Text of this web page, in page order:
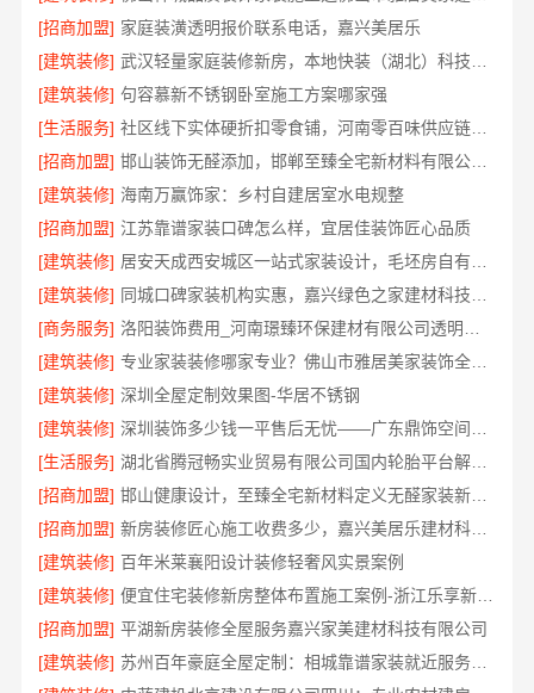
[招商加盟] 家庭装潢透明报价联系电话，嘉兴美居乐
[建筑装修]
[建筑装修] 句容慕新不锈钢卧室施工方案哪家强
[生活服务]
社区线下实体硬折扣零食铺，河南零百味供应链有限公司全域盈利
[招商加盟]
邯山装饰无醛添加，邯郸至臻全宅新材料有限公司守护家人健康
[建筑装修] 海南万赢饰家：乡村自建居室水电规整
[招商加盟] 江苏靠谱家装口碑怎么样，宜居佳装饰匠心品质
[建筑装修]
[建筑装修]
[商务服务]
[建筑装修]
专业家装装修哪家专业？佛山市雅居美家装饰全流程标准化管控
[建筑装修] 深圳全屋定制效果图-华居不锈钢
[建筑装修]
[生活服务]
湖北省腾冠畅实业贸易有限公司国内轮胎平台解决方案
[招商加盟]
邯山健康设计，至臻全宅新材料定义无醛家装新标准
[招商加盟]
新房装修匠心施工收费多少，嘉兴美居乐建材科技有限公司
[建筑装修] 百年米莱襄阳设计装修轻奢风实景案例
[建筑装修]
便宜住宅装修新房整体布置施工案例-浙江乐享新材料有限公司
[招商加盟] 平湖新房装修全屋服务嘉兴家美建材科技有限公司
[建筑装修]
苏州百年豪庭全屋定制：相城靠谱家装就近服务，拎包入住省心